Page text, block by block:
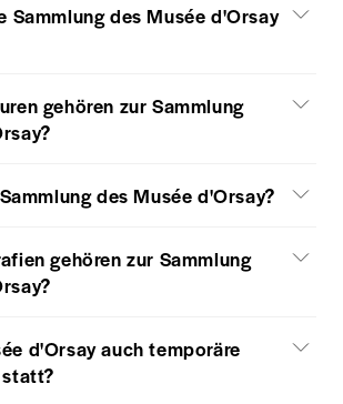
Sammlung des Musée d'Orsay
gehören zur Sammlung
des Musée d'Orsay?
gehören zur Sammlung
d'Orsay auch temporäre